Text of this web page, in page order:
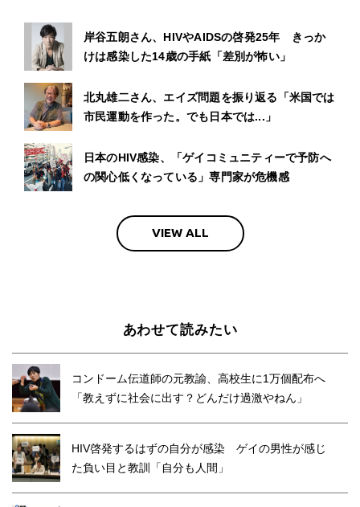
岸谷五朗さん、HIVやAIDSの啓発25年 きっか
けは感染した14歳の手紙「差別が怖い」
北丸雄二さん、エイズ問題を振り返る「米国では
市民運動を作った。でも日本では...」
日本のHIV感染、「ゲイコミュニティーで予防へ
の関心低くなっている」専門家が危機感
VIEW ALL
あわせて読みたい
コンドーム伝道師の元教諭、高校生に1万個配布へ
「教えずに社会に出す？どんだけ過激やねん」
HIV啓発するはずの自分が感染 ゲイの男性が感じ
た負い目と教訓「自分も人間」